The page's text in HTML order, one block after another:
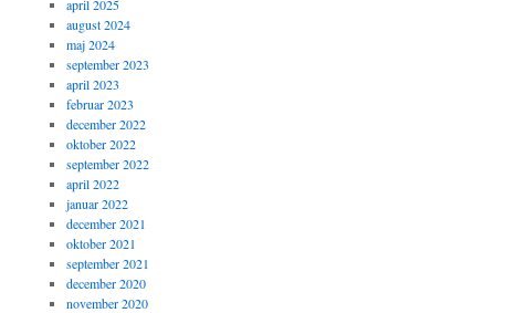
april 2025
august 2024
maj 2024
september 2023
april 2023
februar 2023
december 2022
oktober 2022
september 2022
april 2022
januar 2022
december 2021
oktober 2021
september 2021
december 2020
november 2020